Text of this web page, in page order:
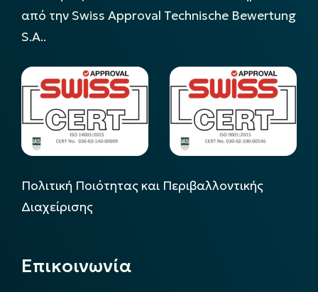
από την Swiss Approval Technische Bewertung
S.A..
Πολιτική Ποιότητας και Περιβαλλοντικής
Διαχείρισης
Επικοινωνία